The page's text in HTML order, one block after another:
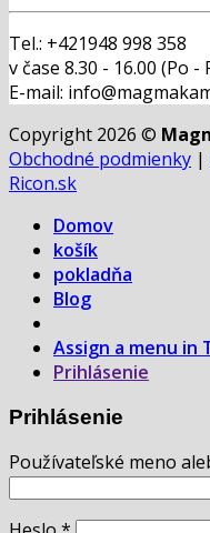
Tel.: +421948 998 358
v čase 8.30 - 16.00 (Po -
E-mail:
Copyright 2026 ©
Obchodné podmienky |
Ricon.sk
Domov
košík
pokladňa
Blog
Assign a menu in
Prihlásenie
Prihlásenie
Používateľské meno